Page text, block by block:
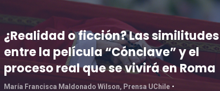
¿Realidad o ficción? Las similitudes
entre la película “Cónclave” y el
proceso real que se vivirá en Roma
María Francisca Maldonado Wilson, Prensa UChile